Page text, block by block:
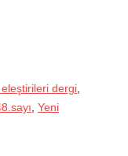
dergi
Yeni